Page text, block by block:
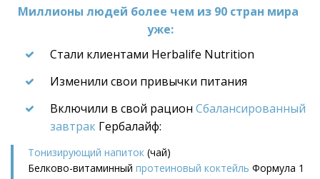
Миллионы людей более чем из 90 стран мира
уже:
Стали клиентами Herbalife Nutrition
Изменили свои привычки питания
Включили в свой рацион Сбалансированный
завтрак Гербалайф:
Тонизирующий напиток (чай)
Белково-витаминный протеиновый коктейль Формула 1